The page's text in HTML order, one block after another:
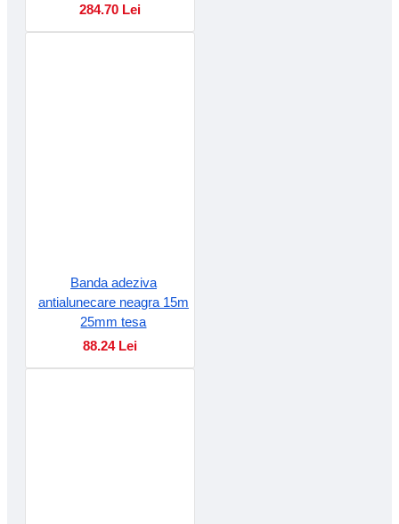
284.70 Lei
Banda adeziva
antialunecare neagra 15m
25mm tesa
88.24 Lei